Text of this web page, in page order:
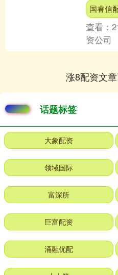
元，融资
中....
国睿信
查看：
资公司
涨8配资文
话题标签
大象配资
领域国际
富深所
巨富配资
涌融优配